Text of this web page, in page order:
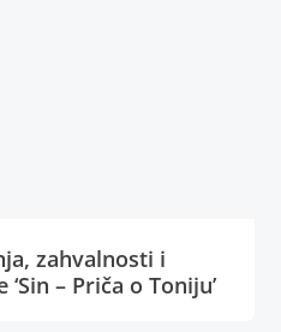
zahvalnosti i
– Priča o Toniju’